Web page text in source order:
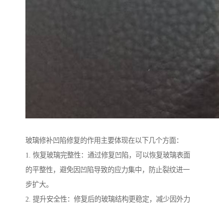
玻璃修补凹陷修复的作用主要体现在以下几个方面：
1. 恢复玻璃完整性：通过修复凹陷，可以恢复玻璃表面
的平整性，避免因凹陷导致的应力集中，防止裂纹进一
步扩大。
2. 提升安全性：修复后的玻璃结构更稳定，减少因外力